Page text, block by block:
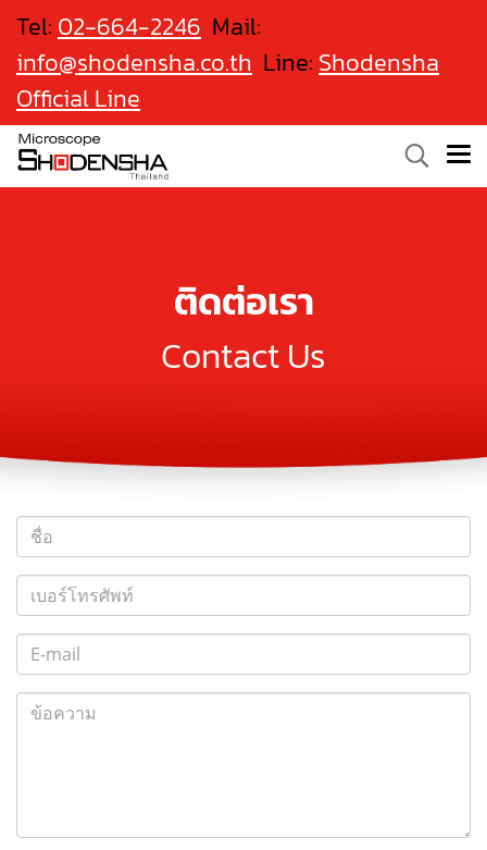
Tel: 02-664-2246 Mail:
info@shodensha.co.th Line: Shodensha
Official Line
ติดต่อเรา
Contact Us